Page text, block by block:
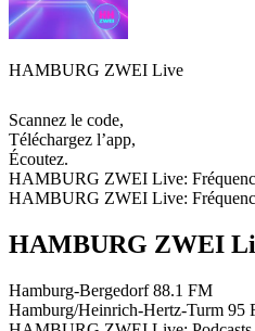
HAMBURG ZWEI Live
Scannez le code,
Téléchargez l’app,
Écoutez.
HAMBURG ZWEI Live:
HAMBURG ZWEI Live:
HAMBURG ZWEI
Hamburg-Bergedorf 88.1 FM
Hamburg/Heinrich-Hertz-Turm 95